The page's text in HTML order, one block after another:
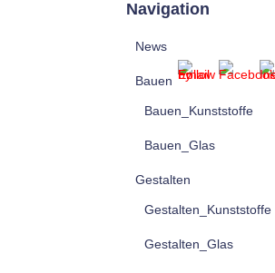
Navigation
News
Bauen
Bauen_Kunststoffe
Bauen_Glas
Gestalten
Gestalten_Kunststoffe
Gestalten_Glas